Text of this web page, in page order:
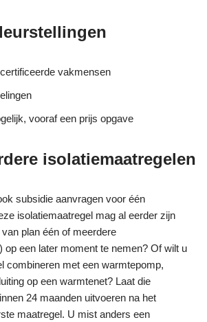
vakmensen
vooraf een prijs opgave
isolatiemaatregelen
subsidie aanvragen voor één
isolatiemaatregel mag al eerder zijn
plan één of meerdere
op een later moment te nemen? Of wilt u
combineren met een warmtepomp,
op een warmtenet? Laat die
24 maanden uitvoeren na het
maatregel. U mist anders een